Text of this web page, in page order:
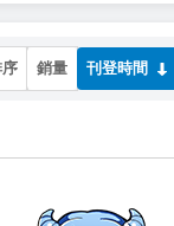
銷量 刊登時間